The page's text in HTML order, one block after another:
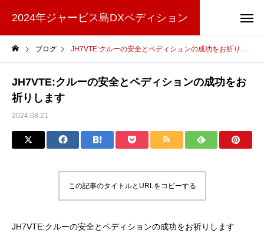
2024年ジャービス島DXペディション
ブログ JH7VTE:クルーの安全とペディションの成功をお祈りします
JH7VTE:クルーの安全とペディションの成功をお
祈りします
2024.08.21
この記事のタイトルとURLをコピーする
JH7VTE:クルーの安全とペディションの成功をお祈りします